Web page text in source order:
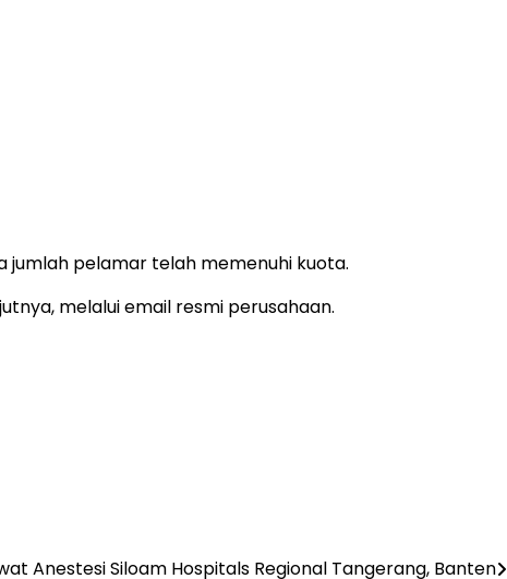
pelamar telah memenuhi kuota.
melalui email resmi perusahaan.
Anestesi Siloam Hospitals Regional Tangerang, Banten